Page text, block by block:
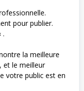
pour publier.
.
la meilleure
et le meilleur
votre public est en